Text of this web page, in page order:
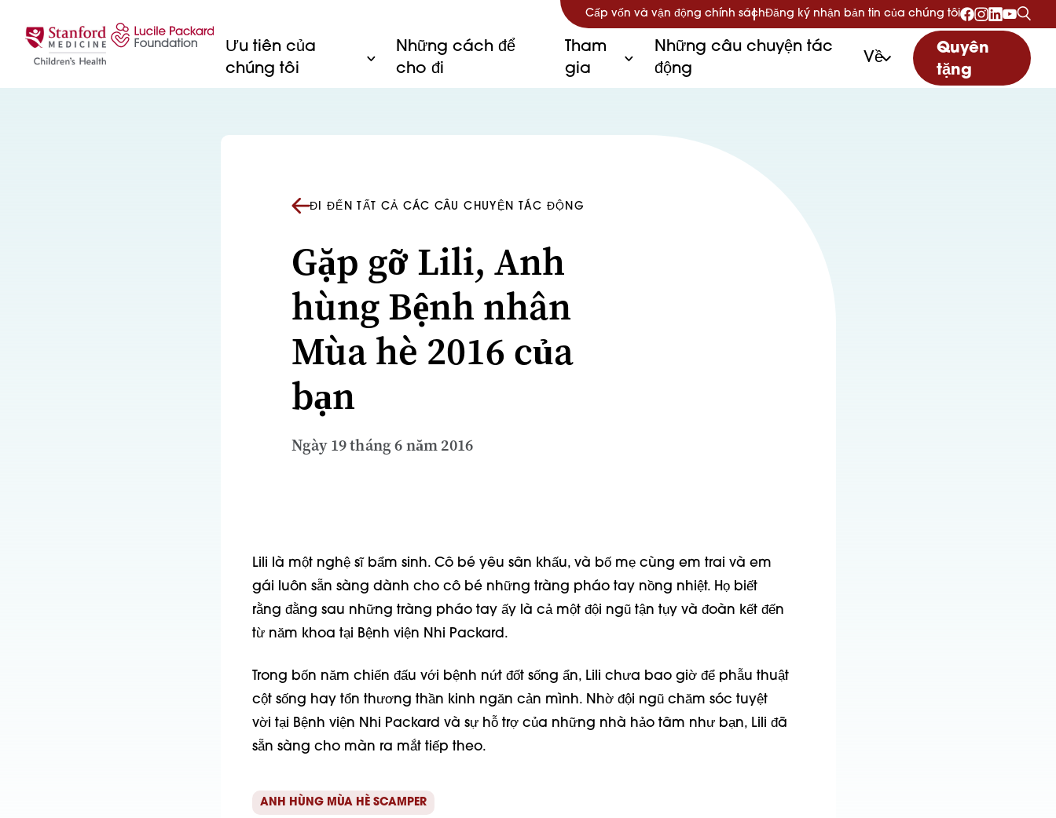
Cấp vốn và vận động chính sáchĐăng ký nhận bản tin của chúng tôi
Ưu tiên của
chúng tôi
Những cách để
cho đi
Tham
gia
Những câu chuyện tác
động
Về
Quyên
tặng
ĐI ĐẾN TẤT CẢ CÁC CÂU CHUYỆN TÁC ĐỘNG
Gặp gỡ Lili, Anh
hùng Bệnh nhân
Mùa hè 2016 của
bạn
Ngày 19 tháng 6 năm 2016
Lili là một nghệ sĩ bẩm sinh. Cô bé yêu sân khấu, và bố mẹ cùng em trai và em
gái luôn sẵn sàng dành cho cô bé những tràng pháo tay nồng nhiệt. Họ biết
rằng đằng sau những tràng pháo tay ấy là cả một đội ngũ tận tụy và đoàn kết đến
từ năm khoa tại Bệnh viện Nhi Packard.
Trong bốn năm chiến đấu với bệnh nứt đốt sống ẩn, Lili chưa bao giờ để phẫu thuật
cột sống hay tổn thương thần kinh ngăn cản mình. Nhờ đội ngũ chăm sóc tuyệt
vời tại Bệnh viện Nhi Packard và sự hỗ trợ của những nhà hảo tâm như bạn, Lili đã
sẵn sàng cho màn ra mắt tiếp theo.
ANH HÙNG MÙA HÈ SCAMPER